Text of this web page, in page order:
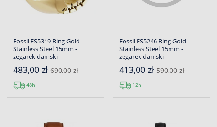
Fossil ES5319 Ring Gold
Stainless Steel 15mm -
zegarek damski
483,00 zł 690,00 zł
48h
Fossil ES5246 Ring Gold
Stainless Steel 15mm -
zegarek damski
413,00 zł 590,00 zł
12h